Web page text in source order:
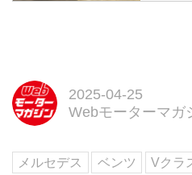
バン エ
ン ア
2025-04-25
Webモーターマガ
メルセデス ベンツ Vクラ